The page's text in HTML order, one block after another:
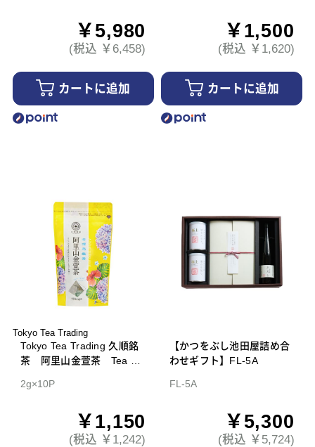
￥5,980
(税込 ￥6,458)
カートに追加
￥1,500
(税込 ￥1,620)
カートに追加
Tokyo Tea Trading
Tokyo Tea Trading 久順銘
茶 阿里山金萱茶 Tea Ba
2g×10P
￥1,150
(税込 ￥1,242)
【かつをぶし池田屋詰め合
わせギフト】FL-5A
FL-5A
￥5,300
(税込 ￥5,724)